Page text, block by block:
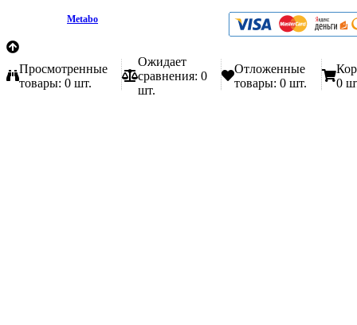
Metabo
Просмотренные
товары: 0 шт.
Ожидает
сравнения: 0
шт.
Отложенные
товары: 0 шт.
0